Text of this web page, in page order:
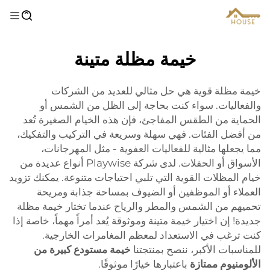
خيمة مظلة متينة
خيمة مظلة قوية هي حل مثالي للعديد من الشركات
والفعاليات. سواء كنت بحاجة إلى الظل من الشمس أو
الحماية من الطقس المفاجئ، فإن هذه الخيام الصغيرة تُعد
من أفضل الفئات. فهي سهلة وسريعة في التركيب والتفكيك،
مما يجعلها مثالية للفعاليات العفوية - مثل المهرجانات،
الأسواق أو الحفلات. لدى شركة Playwise أنواع عديدة من
خيام المظلات القوية التي تلبي احتياجات متنوعة. يمكنك تزويد
العملاء أو الموظفين أو الضيوف بمساحة جذابة ومريحة
تحميهم من الشمس والمطر والرياح عندما تختار خيمة مظلة
جديدة! إن اختيار خيمة متينة وموثوقة يُعد أمراً مهماً، خاصة إذا
كنت ترغب في الاستعداد لمعظم المغامرات الخارجية.
للمناسبات الأكبر، ننصح بمنتجتنا خيمة مستودع كبيرة من
الألومنيوم ممتازة باعتبارها خيارًا موثوقًا.